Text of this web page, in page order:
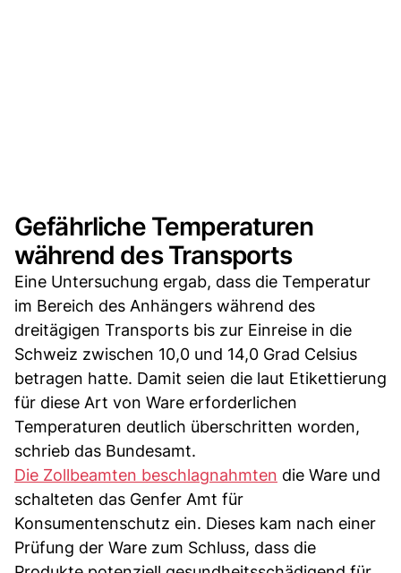
Gefährliche Temperaturen
während des Transports
Eine Untersuchung ergab, dass die Temperatur
im Bereich des Anhängers während des
dreitägigen Transports bis zur Einreise in die
Schweiz zwischen 10,0 und 14,0 Grad Celsius
betragen hatte. Damit seien die laut Etikettierung
für diese Art von Ware erforderlichen
Temperaturen deutlich überschritten worden,
schrieb das Bundesamt.
Die Zollbeamten beschlagnahmten die Ware und
schalteten das Genfer Amt für
Konsumentenschutz ein. Dieses kam nach einer
Prüfung der Ware zum Schluss, dass die